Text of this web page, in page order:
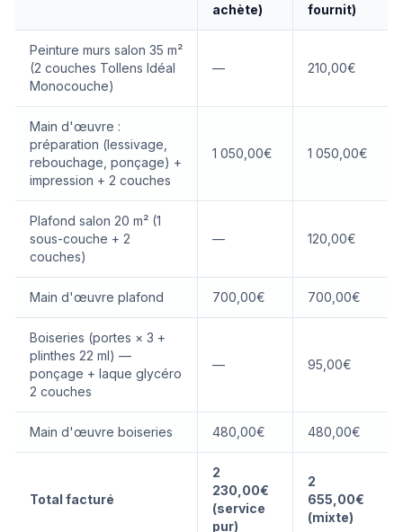
achète)
fournit)
Peinture murs salon 35 m²
(2 couches Tollens Idéal
Monocouche)
— 210,00€
Main d'œuvre :
préparation (lessivage,
rebouchage, ponçage) +
impression + 2 couches
1 050,00€ 1 050,00€
Plafond salon 20 m² (1
sous-couche + 2
couches)
— 120,00€
Main d'œuvre plafond 700,00€ 700,00€
Boiseries (portes × 3 +
plinthes 22 ml) —
ponçage + laque glycéro
2 couches
— 95,00€
Main d'œuvre boiseries 480,00€ 480,00€
Total facturé
2
230,00€
(service
pur)
2
655,00€
(mixte)